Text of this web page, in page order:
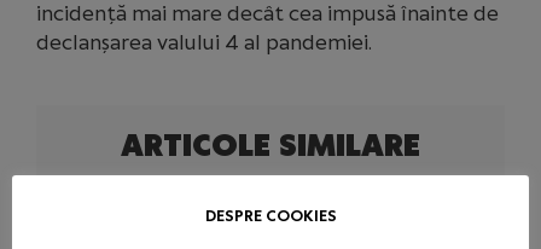
incidență mai mare decât cea impusă înainte de
declanșarea valului 4 al pandemiei.
ARTICOLE SIMILARE
NECESITATE ÎN SITUAȚIA DE FORȚĂ
DESPRE COOKIES